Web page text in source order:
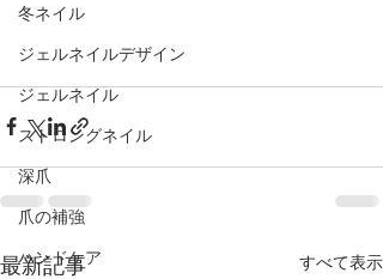
冬ネイル
ジェルネイルデザイン
ジェルネイル
ストロングネイル
深爪
爪の補強
ハンドケア
最新記事 すべて表示